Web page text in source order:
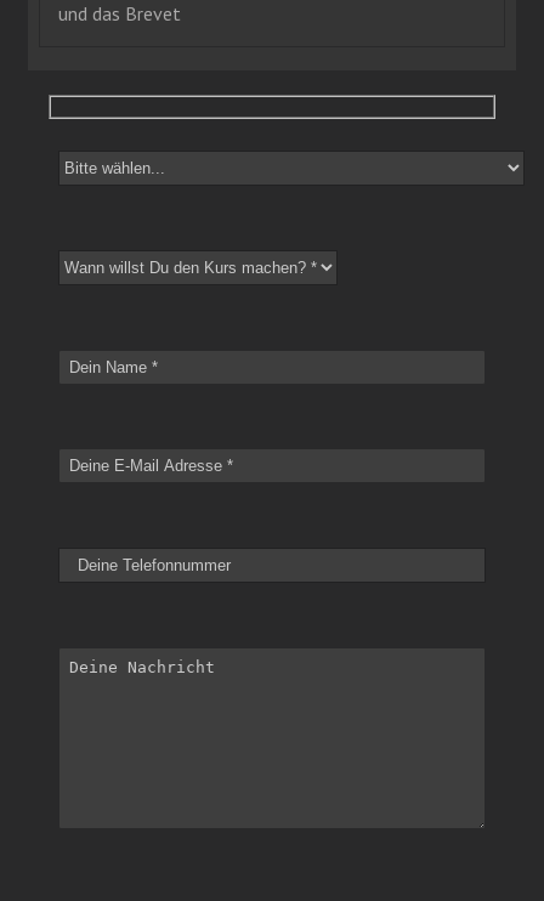
und das Brevet